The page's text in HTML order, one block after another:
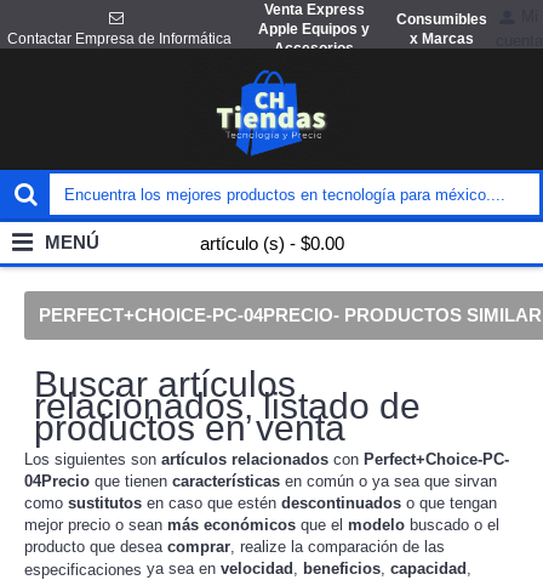
Contactar Empresa de Informática
Venta Express
Apple Equipos y
Accesorios
Consumibles
x Marcas
artículo (s) - $0.00
MENÚ
PERFECT+CHOICE-PC-04PRECIO- PRODUCTOS
Buscar artículos
relacionados, listado de
productos en venta
Los siguientes son artículos relacionados con Perfect+Choice-PC-
04Precio que tienen características en común o ya sea que sirvan
como sustitutos en caso que estén descontinuados o que tengan
mejor precio o sean más económicos que el modelo buscado o el
producto que desea comprar, realize la comparación de las
especificaciones ya sea en velocidad , beneficios, capacidad ,